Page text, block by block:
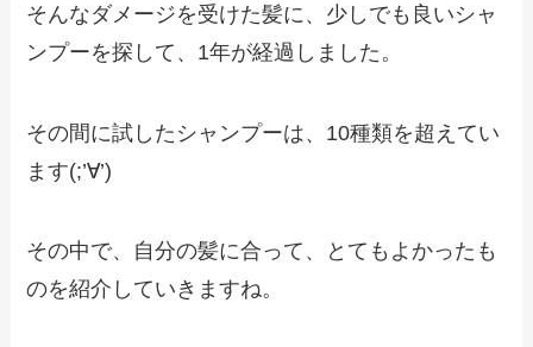
そんなダメージを受けた髪に、少しでも良いシャ
ンプーを探して、1年が経過しました。
その間に試したシャンプーは、10種類を超えてい
ます(;’∀’)
その中で、自分の髪に合って、とてもよかったも
のを紹介していきますね。